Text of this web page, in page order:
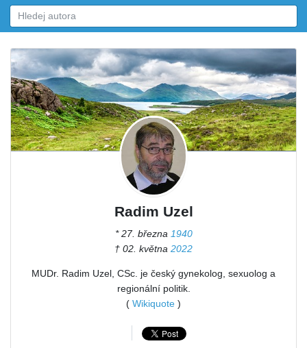
Radim Uzel
* 27. března 1940
† 02. května 2022
MUDr. Radim Uzel, CSc. je český gynekolog, sexuolog a
regionální politik.
( Wikiquote )